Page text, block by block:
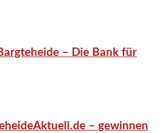
– Die Bank für
– gewinnen